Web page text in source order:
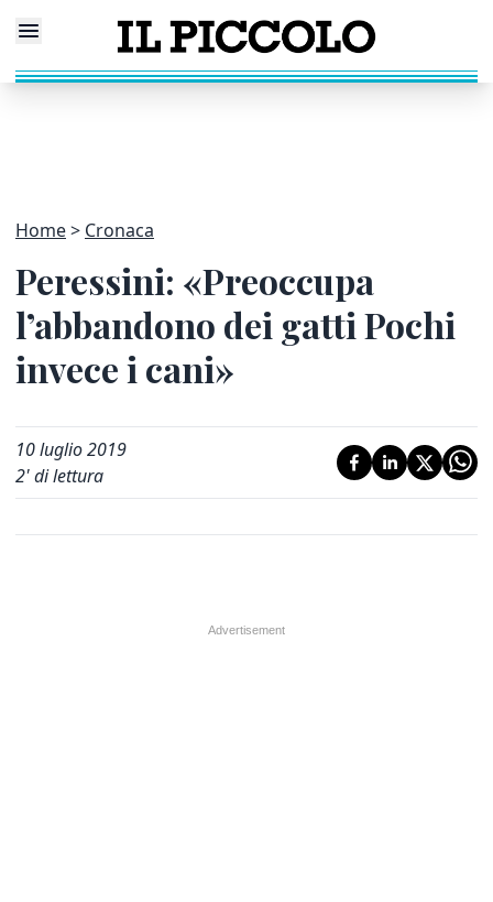
Home Cronaca
Peressini: «Preoccupa
l’abbandono dei gatti Pochi
invece i cani»
10 luglio 2019
2' di lettura